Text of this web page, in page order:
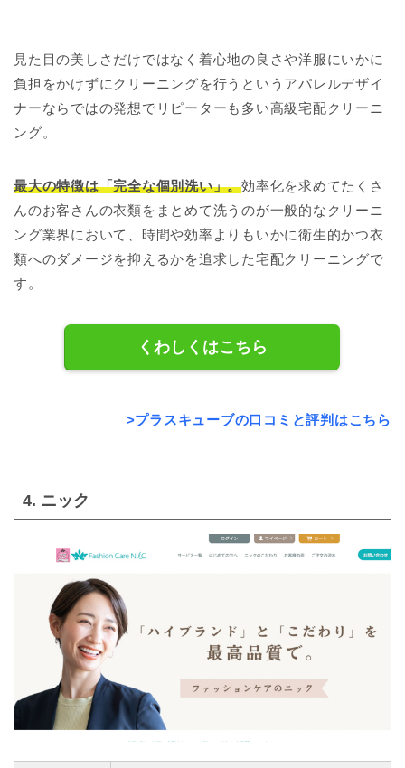
見た目の美しさだけではなく着心地の良さや洋服にいかに
負担をかけずにクリーニングを行うというアパレルデザイ
ナーならではの発想でリピーターも多い高級宅配クリーニ
ング。
最大の特徴は「完全な個別洗い」。効率化を求めてたくさ
んのお客さんの衣類をまとめて洗うのが一般的なクリーニ
ング業界において、時間や効率よりもいかに衛生的かつ衣
類へのダメージを抑えるかを追求した宅配クリーニングで
す。
くわしくはこちら
>プラスキューブの口コミと評判はこちら
4. ニック